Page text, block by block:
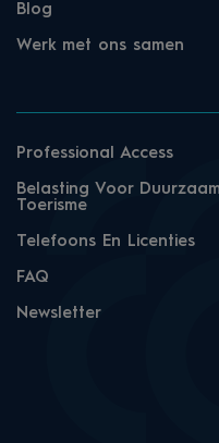
Blog
Werk met ons samen
Professional Access
Belasting Voor
Toerisme
Telefoons En Licenties
FAQ
Newsletter